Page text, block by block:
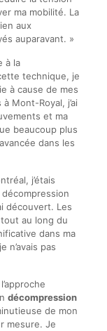
ma mobilité. La
aux
auparavant. »
à la
technique, je
à cause de mes
Mont-Royal, j’ai
et ma
beaucoup plus
dans les
j’étais
découvert. Les
au long du
dans ma
n’avais pas
décompression
de mon
mesure. Je